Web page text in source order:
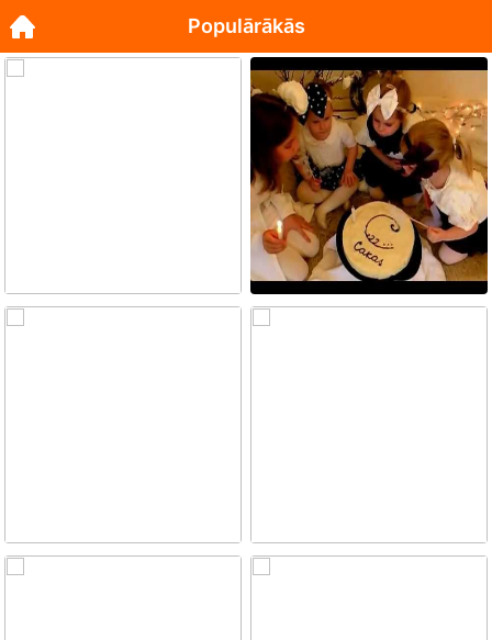
Populārākās